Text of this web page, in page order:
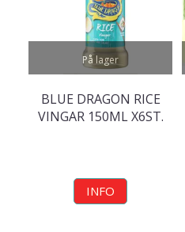
På lager
BLUE DRAGON RICE
VINGAR 150ML X6ST.
INFO